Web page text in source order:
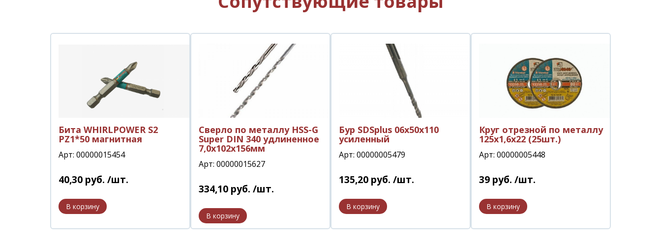
Бита WHIRLPOWER S2
PZ1*50 магнитная
Арт: 00000015454
40,30 руб. /шт.
Сверло по металлу HSS-G
Super DIN 340 удлиненное
7,0х102х156мм
Арт: 00000015627
334,10 руб. /шт.
Бур SDSplus 06х50х110
усиленный
Арт: 00000005479
135,20 руб. /шт.
Круг отрезной по металлу
125х1,6х22 (25шт.)
Арт: 00000005448
39 руб. /шт.